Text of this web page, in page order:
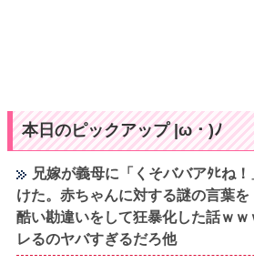
本日のピックアップ |ω・)ﾉ
兄嫁が義母に「くそババアﾀﾋね
けた。赤ちゃんに対する謎の言葉
酷い勘違いをして狂暴化した話ｗ
レるのヤバすぎるだろ他